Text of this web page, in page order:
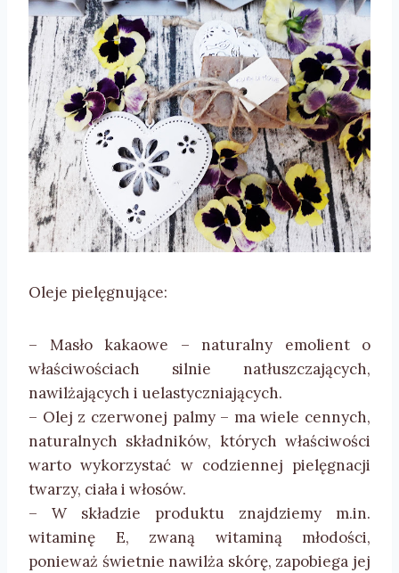
Oleje pielęgnujące:
– Masło kakaowe – naturalny emolient o
właściwościach silnie natłuszczających,
nawilżających i uelastyczniających.
– Olej z czerwonej palmy – ma wiele cennych,
naturalnych składników, których właściwości
warto wykorzystać w codziennej pielęgnacji
twarzy, ciała i włosów.
– W składzie produktu znajdziemy m.in.
witaminę E, zwaną witaminą młodości,
ponieważ świetnie nawilża skórę, zapobiega jej